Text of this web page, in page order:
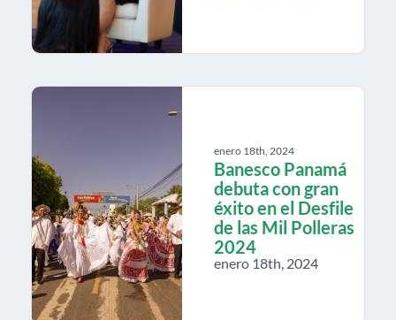
enero 18th, 2024
Banesco Panamá
debuta con gran
éxito en el Desfile
de las Mil Polleras
2024
enero 18th, 2024